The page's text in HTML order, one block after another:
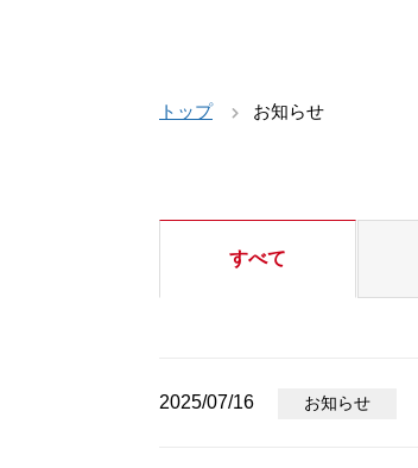
トップ お知らせ
すべて
2025/07/16 お知らせ